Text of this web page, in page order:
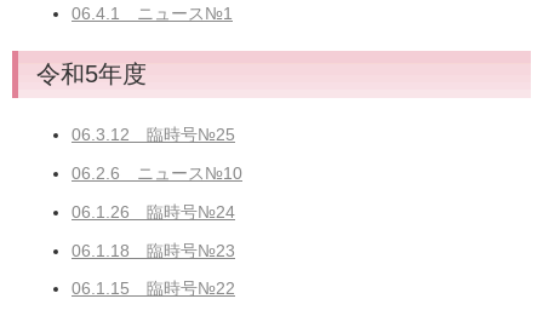
06.4.1 ニュース№1
令和5年度
06.3.12 臨時号№25
06.2.6 ニュース№10
06.1.26 臨時号№24
06.1.18 臨時号№23
06.1.15 臨時号№22